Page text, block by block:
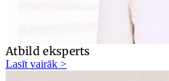
Atbild eksperts
Lasīt vairāk >